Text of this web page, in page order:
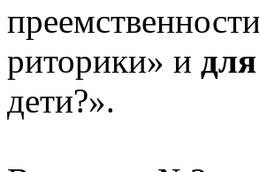
риторики» и
дети?».